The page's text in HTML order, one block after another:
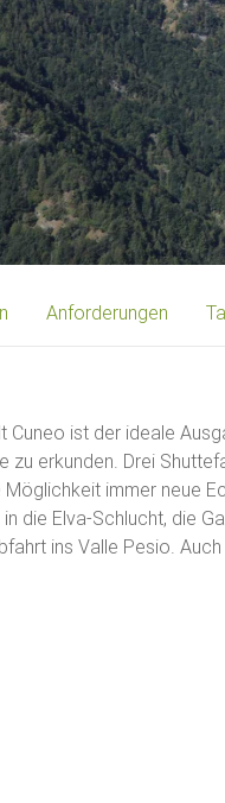
Anforderungen
Cuneo ist der ideale
zu erkunden. Drei
immer neue
die Elva-Schlucht, die
ins Valle Pesio.